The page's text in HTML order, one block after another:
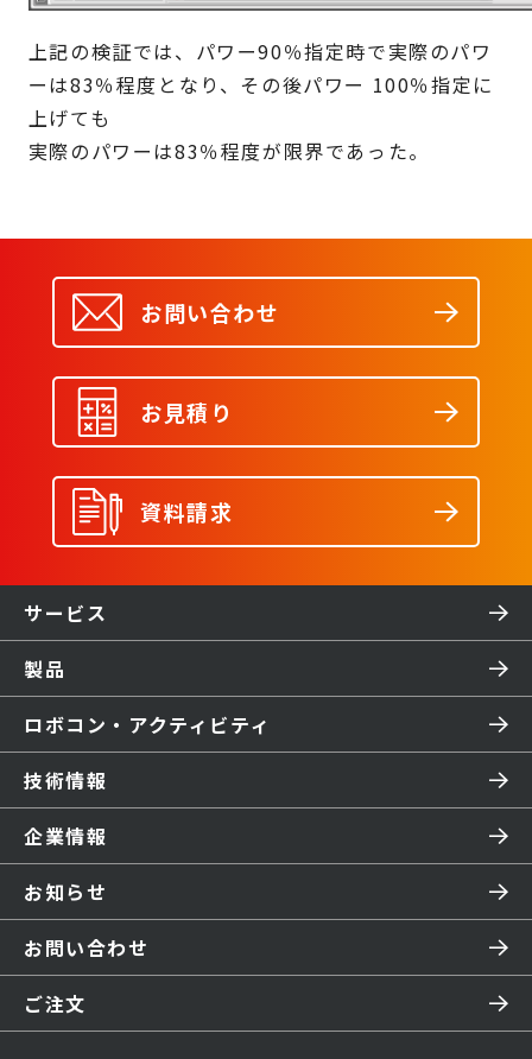
上記の検証では、パワー90％指定時で実際のパワ
ーは83％程度となり、その後パワー 100％指定に
上げても
実際のパワーは83％程度が限界であった。
お問い合わせ
お見積り
資料請求
サービス
製品
ロボコン・アクティビティ
技術情報
企業情報
お知らせ
お問い合わせ
ご注文